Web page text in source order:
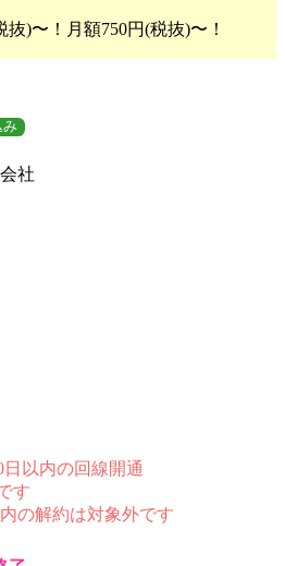
)〜！月額750円(税抜)〜！
み
社
以内の回線開通
す
の解約は対象外です